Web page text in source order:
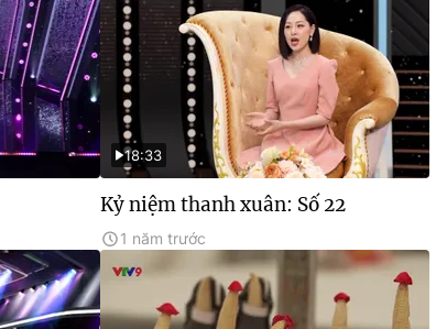
18:33
Kỷ niệm thanh xuân: Số 22
1 năm trước